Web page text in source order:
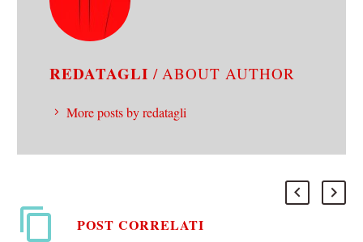
REDATAGLI / ABOUT AUTHOR
More posts by redatagli
POST CORRELATI